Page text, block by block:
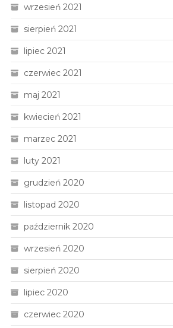
wrzesień 2021
sierpień 2021
lipiec 2021
czerwiec 2021
maj 2021
kwiecień 2021
marzec 2021
luty 2021
grudzień 2020
listopad 2020
październik 2020
wrzesień 2020
sierpień 2020
lipiec 2020
czerwiec 2020